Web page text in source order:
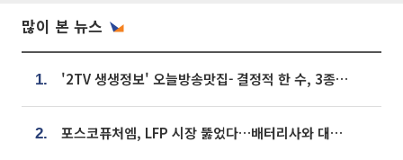
많이 본 뉴스
1. '2TV 생생정보' 오늘방송맛집- 결정적 한 수, 3종 메밀면! 메밀 소바 맛집 '의○○○○'
2. 포스코퓨처엠, LFP 시장 뚫었다…배터리사와 대규모 장기 공급 합의